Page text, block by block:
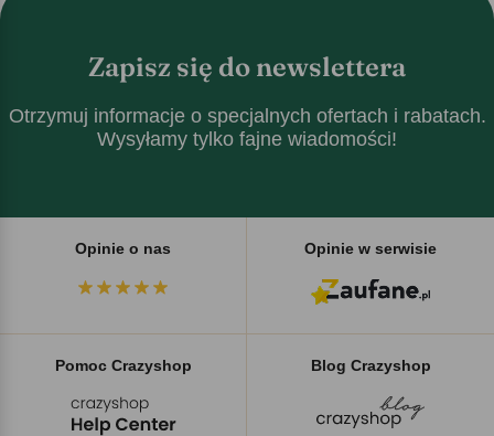
Zapisz się do newslettera
Otrzymuj informacje o specjalnych ofertach i rabatach.
Wysyłamy tylko fajne wiadomości!
Opinie o nas Opinie w serwisie
Pomoc Crazyshop Blog Crazyshop